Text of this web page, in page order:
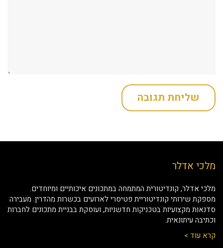
מלכי אדלר
מלכי אדלר, קונדיטורית המתמחה במתכונים איכותיים ומיוחדים.
מספקת שירותי קונדיטוריית פטיסרי לארועים בכשרות מהדרין. מעבירה
סדנאות מקצועיות בטכניקות חדשניות, ועוסקת בבניית מתכונים לחברות
וכתיבה עיתונאית.
קרא עוד >